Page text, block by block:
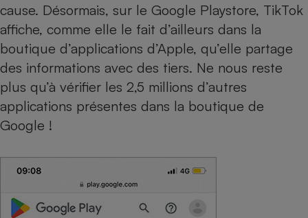
cause. Désormais, sur le Google Playstore, TikTok
affiche, comme elle le fait d’ailleurs dans la
boutique d’applications d’Apple, qu’elle partage
des informations avec des tiers. Ne nous reste
plus qu’à vérifier les 2,5 millions d’autres
applications présentes dans la boutique de
Google !